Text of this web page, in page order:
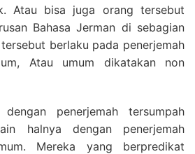
Atau bisa juga orang tersebut
Bahasa Jerman di sebagian
berlaku pada penerjemah
Atau umum dikatakan non
penerjemah tersumpah
halnya dengan penerjemah
Mereka yang berpredikat